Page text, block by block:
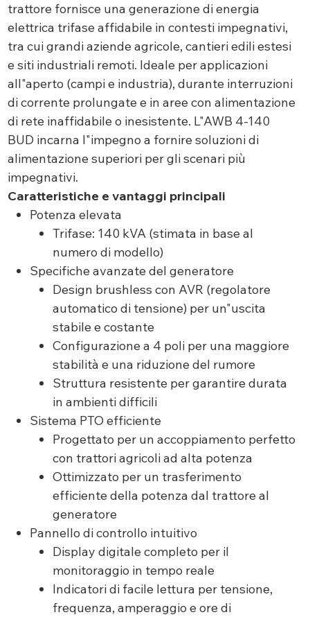
trattore fornisce una generazione di energia
elettrica trifase affidabile in contesti impegnativi,
tra cui grandi aziende agricole, cantieri edili estesi
e siti industriali remoti. Ideale per applicazioni
all"aperto (campi e industria), durante interruzioni
di corrente prolungate e in aree con alimentazione
di rete inaffidabile o inesistente. L"AWB 4-140
BUD incarna l"impegno a fornire soluzioni di
alimentazione superiori per gli scenari più
impegnativi.
Caratteristiche e vantaggi principali
Potenza elevata
Trifase: 140 kVA (stimata in base al
numero di modello)
Specifiche avanzate del generatore
Design brushless con AVR (regolatore
automatico di tensione) per un"uscita
stabile e costante
Configurazione a 4 poli per una maggiore
stabilità e una riduzione del rumore
Struttura resistente per garantire durata
in ambienti difficili
Sistema PTO efficiente
Progettato per un accoppiamento perfetto
con trattori agricoli ad alta potenza
Ottimizzato per un trasferimento
efficiente della potenza dal trattore al
generatore
Pannello di controllo intuitivo
Display digitale completo per il
monitoraggio in tempo reale
Indicatori di facile lettura per tensione,
frequenza, amperaggio e ore di